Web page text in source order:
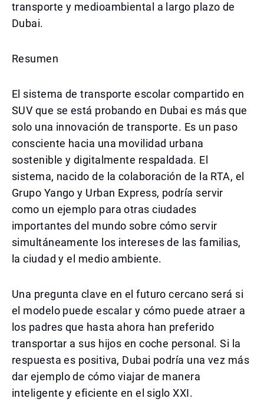
transporte y medioambiental a largo plazo de
Dubai.
Resumen
El sistema de transporte escolar compartido en
SUV que se está probando en Dubai es más que
solo una innovación de transporte. Es un paso
consciente hacia una movilidad urbana
sostenible y digitalmente respaldada. El
sistema, nacido de la colaboración de la RTA, el
Grupo Yango y Urban Express, podría servir
como un ejemplo para otras ciudades
importantes del mundo sobre cómo servir
simultáneamente los intereses de las familias,
la ciudad y el medio ambiente.
Una pregunta clave en el futuro cercano será si
el modelo puede escalar y cómo puede atraer a
los padres que hasta ahora han preferido
transportar a sus hijos en coche personal. Si la
respuesta es positiva, Dubai podría una vez más
dar ejemplo de cómo viajar de manera
inteligente y eficiente en el siglo XXI.